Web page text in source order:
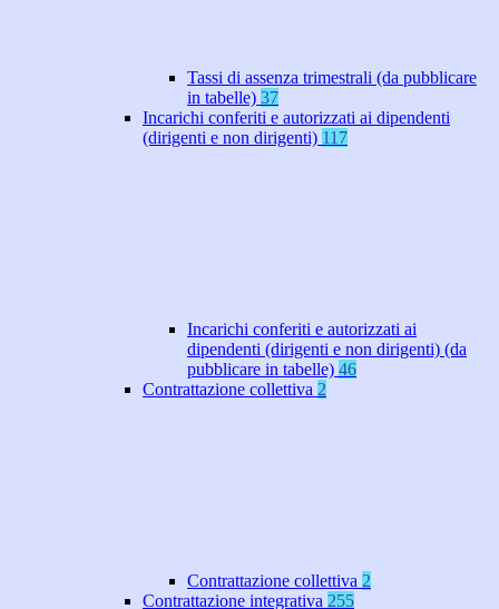
Tassi di assenza trimestrali (da pubblicare
in tabelle) 37
Incarichi conferiti e autorizzati ai dipendenti
(dirigenti e non dirigenti) 117
Incarichi conferiti e autorizzati ai
dipendenti (dirigenti e non dirigenti) (da
pubblicare in tabelle) 46
Contrattazione collettiva 2
Contrattazione collettiva 2
Contrattazione integrativa 255